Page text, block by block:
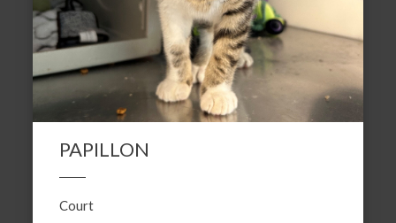
PAPILLON
Court